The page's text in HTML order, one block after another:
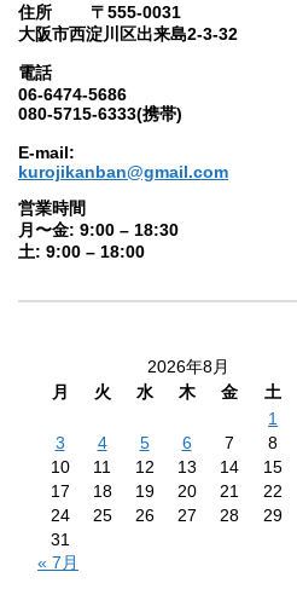
住所 〒555-0031
大阪市西淀川区出来島2-3-32
電話
06-6474-5686
080-5715-6333(携帯)
E-mail:
kurojikanban@gmail.com
営業時間
月〜金: 9:00 – 18:30
土: 9:00 – 18:00
2026年8月
月
火 水 木 金 土
1
3
4 5 6 7 8
10
11 12 13 14 15
17
18 19 20 21 22
24
25 26 27 28 29
31
« 7月